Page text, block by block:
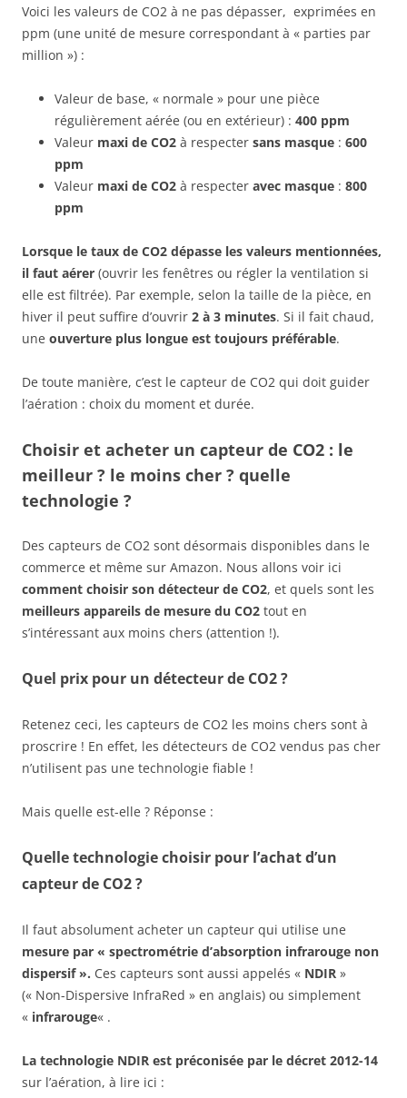
Voici les valeurs de CO2 à ne pas dépasser, exprimées en
ppm (une unité de mesure correspondant à « parties par
million ») :
Valeur de base, « normale » pour une pièce
régulièrement aérée (ou en extérieur) : 400 ppm
Valeur maxi de CO2 à respecter sans masque : 600
ppm
Valeur maxi de CO2 à respecter avec masque : 800
ppm
Lorsque le taux de CO2 dépasse les valeurs mentionnées,
il faut aérer (ouvrir les fenêtres ou régler la ventilation si
elle est filtrée). Par exemple, selon la taille de la pièce, en
hiver il peut suffire d’ouvrir 2 à 3 minutes. Si il fait chaud,
une ouverture plus longue est toujours préférable.
De toute manière, c’est le capteur de CO2 qui doit guider
l’aération : choix du moment et durée.
Choisir et acheter un capteur de CO2 : le
meilleur ? le moins cher ? quelle
technologie ?
Des capteurs de CO2 sont désormais disponibles dans le
commerce et même sur Amazon. Nous allons voir ici
comment choisir son détecteur de CO2, et quels sont les
meilleurs appareils de mesure du CO2 tout en
s’intéressant aux moins chers (attention !).
Quel prix pour un détecteur de CO2?
Retenez ceci, les capteurs de CO2 les moins chers sont à
proscrire ! En effet, les détecteurs de CO2 vendus pas cher
n’utilisent pas une technologie fiable !
Mais quelle est-elle ? Réponse :
Quelle technologie choisir pour l’achat d’un
capteur de CO2 ?
Il faut absolument acheter un capteur qui utilise une
mesure par « spectrométrie d’absorption infrarouge non
dispersif ». Ces capteurs sont aussi appelés « NDIR »
(« Non-Dispersive InfraRed » en anglais) ou simplement
« infrarouge« .
La technologie NDIR est préconisée par le décret 2012-14
sur l’aération, à lire ici :